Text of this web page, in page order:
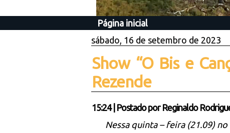
Página inicial
sábado, 16 de setembro de 2023
Show “O Bis e
Rezende
15:24| Postado por Reginaldo
Nessa quinta – feira (21.09)